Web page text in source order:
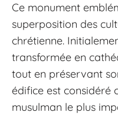
Ce monument
superposition des
chrétienne.
transformée en
tout en préservant
édifice est considéré
musulman le plus